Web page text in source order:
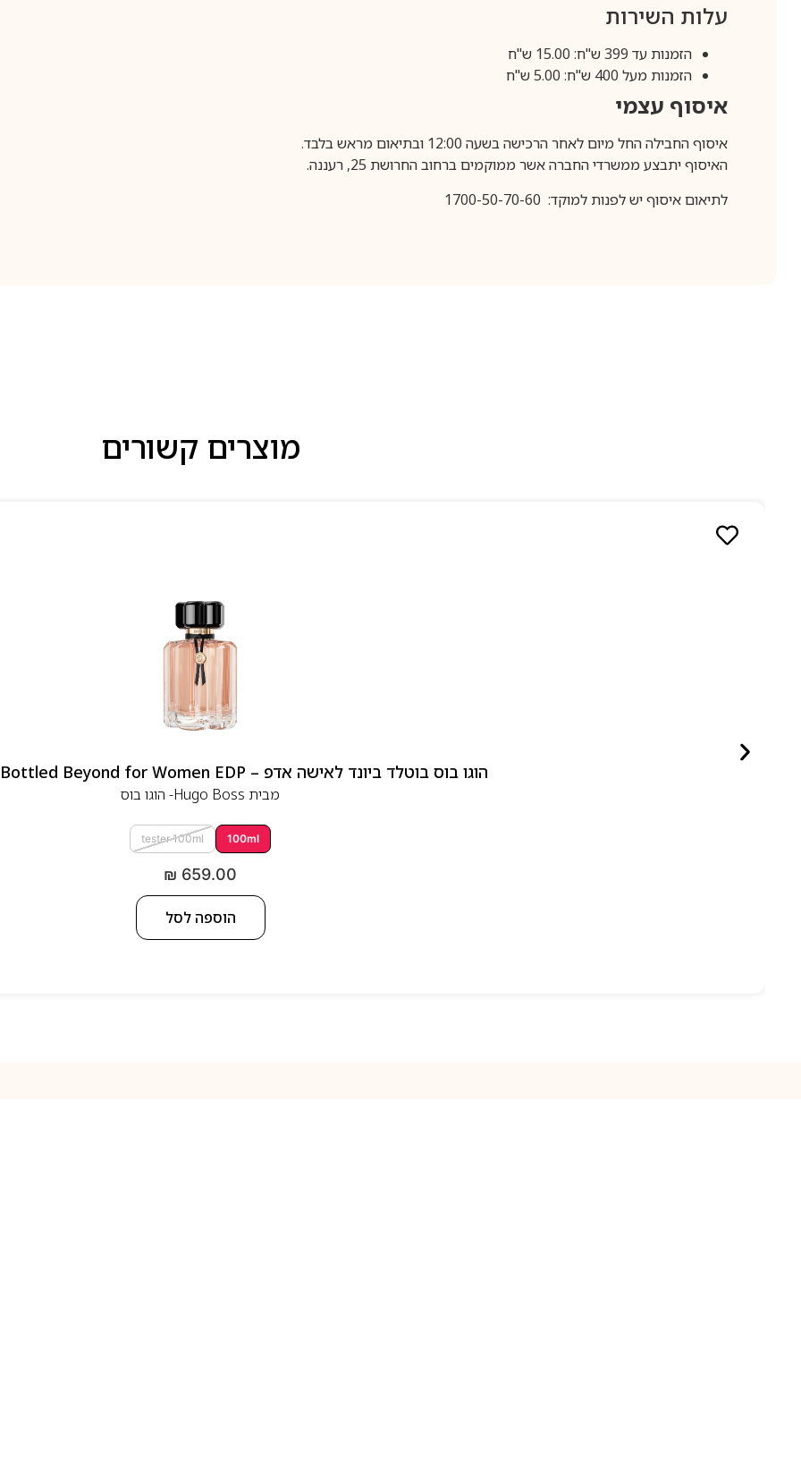
עלות השירות
הזמנות עד 399 ש"ח: 15.00 ש"ח
הזמנות מעל 400 ש"ח: 5.00 ש"ח
איסוף עצמי
איסוף החבילה החל מיום לאחר הרכישה בשעה 12:00 ובתיאום מראש בלבד.
האיסוף יתבצע ממשרדי החברה אשר ממוקמים ברחוב החרושת 25, רעננה.
לתיאום איסוף יש לפנות למוקד: 1700-50-70-60
מוצרים קשורים
הוגו בוס בוטלד ביונד לאישה אדפ – Hugo Boss Bottled Beyond for Women EDP
מבית Hugo Boss- הוגו בוס
100ml
tester 100ml
₪ 659.00
הוספה לסל